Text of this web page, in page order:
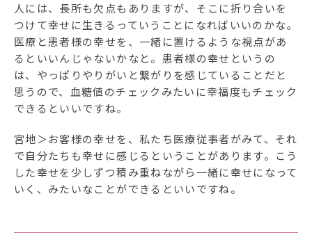
人には、長所も欠点もありますが、そこに折り合いを
つけて幸せに生きるっていうことになればいいのかな。
医療と患者様の幸せを、一緒に置けるような視点があ
るといいんじゃないかなと。患者様の幸せというの
は、やっぱりやりがいと繋がりを感じていることだと
思うので、血糖値のチェックみたいに幸福度もチェック
できるといいですね。
宮地＞お客様の幸せを、私たち医療従事者がみて、それ
で自分たちも幸せに感じるということがあります。こう
した幸せを少しずつ積み重ねながら一緒に幸せになって
いく、みたいなことができるといいですね。